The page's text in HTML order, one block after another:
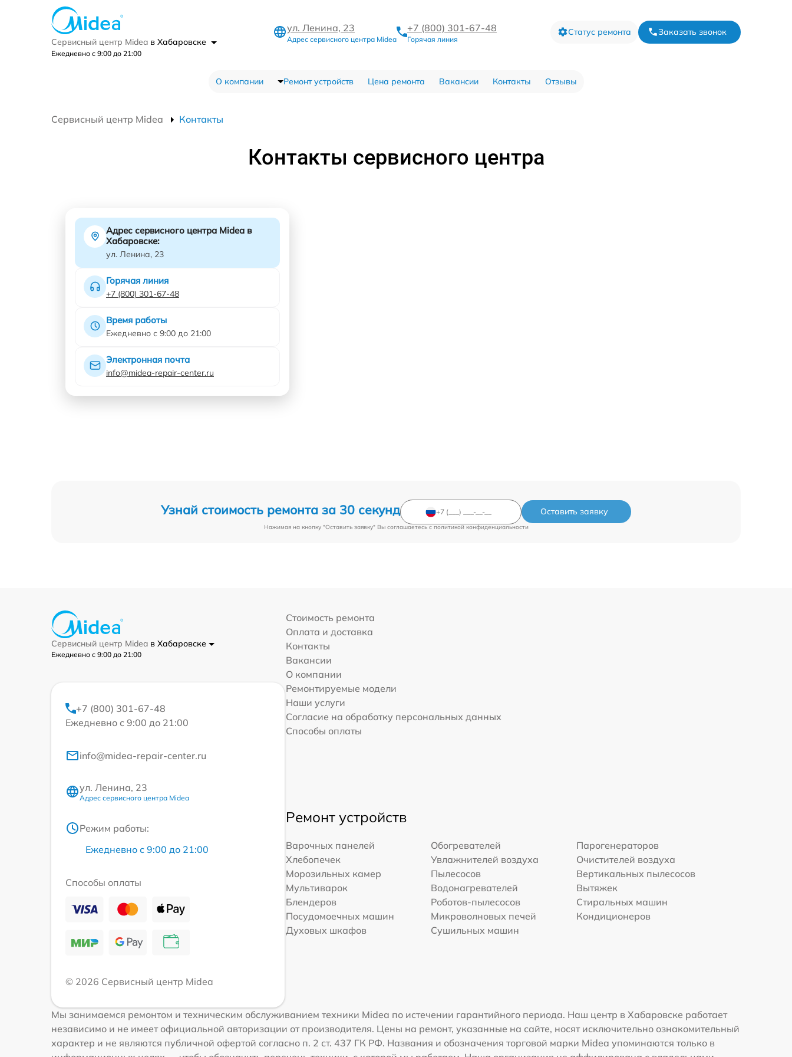
Сервисный центр Midea в Хабаровске
Ежедневно с 9:00 до 21:00
ул. Ленина, 23
Адрес сервисного центра Midea
+7 (800) 301-67-48
Горячая линия
Статус ремонта Заказать звонок
О компании Ремонт устройств Цена ремонта Вакансии Контакты Отзывы
Сервисный центр Midea Контакты
Контакты сервисного центра
Адрес сервисного центра Midea в
Хабаровске:
ул. Ленина, 23
Горячая линия
+7 (800) 301-67-48
Время работы
Ежедневно с 9:00 до 21:00
Электронная почта
info@midea-repair-center.ru
Узнай стоимость ремонта за 30 секунд Оставить заявку
Нажимая на кнопку "Оставить заявку" Вы соглашаетесь cполитикой конфиденциальности
Сервисный центр Midea в Хабаровске
Ежедневно с 9:00 до 21:00
+7 (800) 301-67-48
Ежедневно с 9:00 до 21:00
info@midea-repair-center.ru
ул. Ленина, 23
Адрес сервисного центра Midea
Режим работы:
Ежедневно с 9:00 до 21:00
Способы оплаты
© 2026 Сервисный центр Midea
Стоимость ремонта
Оплата и доставка
Контакты
Вакансии
О компании
Ремонтируемые модели
Наши услуги
Согласие на обработку персональных данных
Способы оплаты
Ремонт устройств
Варочных панелей Обогревателей
Парогенераторов
Хлебопечек
Увлажнителей воздуха
Очистителей воздуха
Морозильных камер
Пылесосов
Вертикальных пылесосов
Мультиварок
Водонагревателей
Вытяжек
Блендеров
Роботов-пылесосов
Стиральных машин
Посудомоечных машин
Микроволновых печей
Кондиционеров
Духовых шкафов
Сушильных машин
Мы занимаемся ремонтом и техническим обслуживанием техники Midea по истечении гарантийного периода. Наш центр в Хабаровске работает
независимо и не имеет официальной авторизации от производителя. Цены на ремонт, указанные на сайте, носят исключительно ознакомительный
характер и не являются публичной офертой согласно п. 2 ст. 437 ГК РФ. Названия и обозначения торговой марки Midea упоминаются только в